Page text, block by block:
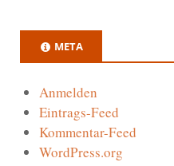
META
Anmelden
Eintrags-Feed
Kommentar-Feed
WordPress.org